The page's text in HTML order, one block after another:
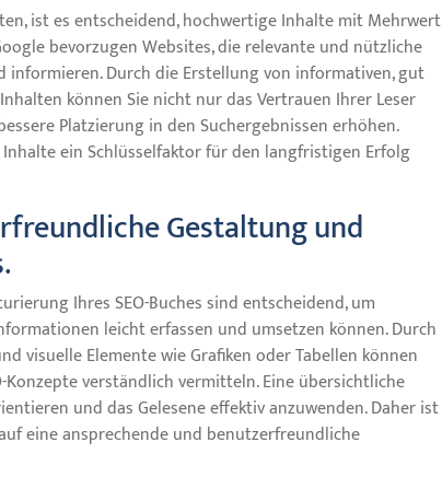
ist es entscheidend, hochwertige Inhalte mit Mehrwert
bevorzugen Websites, die relevante und nützliche
informieren. Durch die Erstellung von informativen, gut
können Sie nicht nur das Vertrauen Ihrer Leser
Platzierung in den Suchergebnissen erhöhen.
ein Schlüsselfaktor für den langfristigen Erfolg
Gestaltung und
Ihres SEO-Buches sind entscheidend, um
leicht erfassen und umsetzen können. Durch
visuelle Elemente wie Grafiken oder Tabellen können
Konzepte verständlich vermitteln. Eine übersichtliche
und das Gelesene effektiv anzuwenden. Daher ist
eine ansprechende und benutzerfreundliche